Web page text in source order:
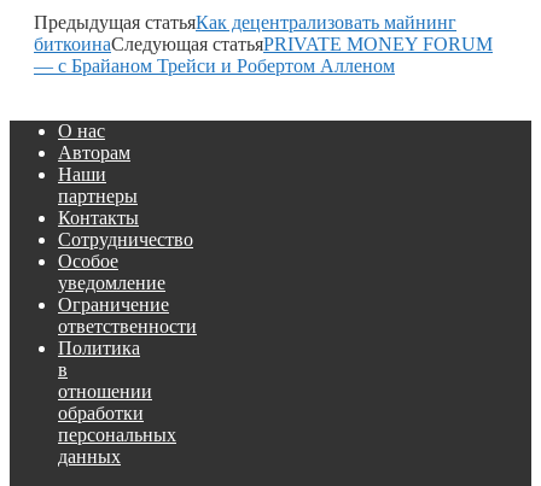
Предыдущая статьяКак децентрализовать майнинг
биткоинаСледующая статьяPRIVATE MONEY FORUM
— с Брайаном Трейси и Робертом Алленом
О нас
Авторам
Наши
партнеры
Контакты
Сотрудничество
Особое
уведомление
Ограничение
ответственности
Политика
в
отношении
обработки
персональных
данных